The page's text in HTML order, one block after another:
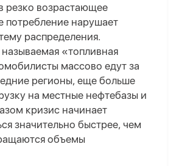
резко возрастающее
нарушает
распределения.
«топливная
массово едут за
регионы, еще больше
на местные нефтебазы и
кризис начинает
значительно быстрее, чем
объемы